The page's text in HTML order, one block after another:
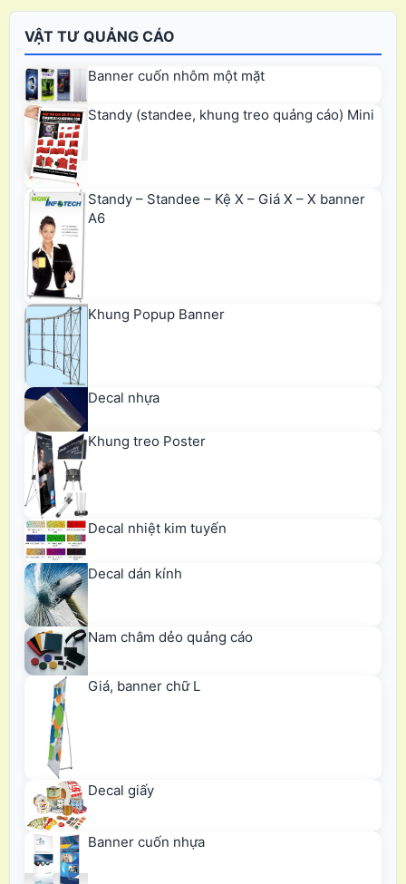
VẬT TƯ QUẢNG CÁO
Banner cuốn nhôm một mặt
Standy (standee, khung treo quảng cáo) Mini
Standy – Standee – Kệ X – Giá X – X banner
A6
Khung Popup Banner
Decal nhựa
Khung treo Poster
Decal nhiệt kim tuyến
Decal dán kính
Nam châm dẻo quảng cáo
Giá, banner chữ L
Decal giấy
Banner cuốn nhựa